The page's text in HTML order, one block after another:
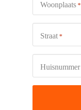
Woonplaats *
Straat *
Huisnummer